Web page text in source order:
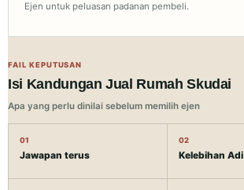
Ejen untuk peluasan padanan pembeli.
FAIL KEPUTUSAN
Isi Kandungan Jual Rumah Skudai
Apa yang perlu dinilai sebelum memilih ejen
01
Jawapan terus
02
Kelebihan Adi